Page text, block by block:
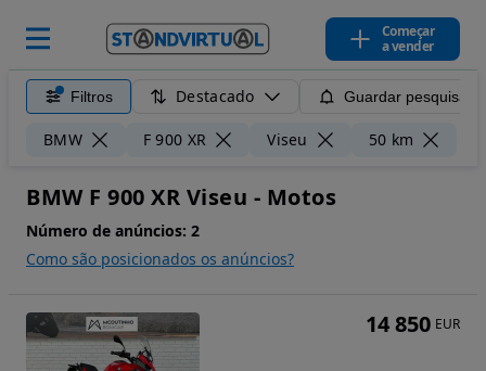
Começar
a vender
Filtros Destacado Guardar pesquisa
BMW F 900 XR Viseu 50 km
BMW F 900 XR Viseu - Motos
Número de anúncios: 2
Como são posicionados os anúncios?
14 850 EUR